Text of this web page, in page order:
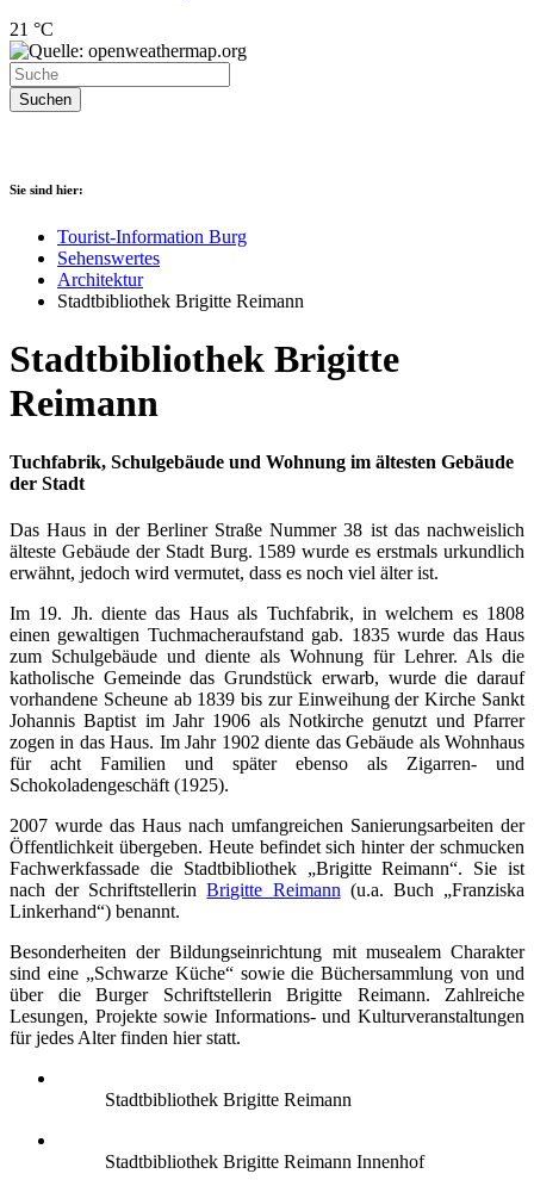
21 °C
Suchen
Sie sind hier:
Tourist-Information Burg
Sehenswertes
Architektur
Stadtbibliothek Brigitte Reimann
Stadtbibliothek Brigitte
Reimann
Tuchfabrik, Schulgebäude und Wohnung im ältesten Gebäude
der Stadt
Das Haus in der Berliner Straße Nummer 38 ist das nachweislich
älteste Gebäude der Stadt Burg. 1589 wurde es erstmals urkundlich
erwähnt, jedoch wird vermutet, dass es noch viel älter ist.
Im 19. Jh. diente das Haus als Tuchfabrik, in welchem es 1808
einen gewaltigen Tuchmacheraufstand gab. 1835 wurde das Haus
zum Schulgebäude und diente als Wohnung für Lehrer. Als die
katholische Gemeinde das Grundstück erwarb, wurde die darauf
vorhandene Scheune ab 1839 bis zur Einweihung der Kirche Sankt
Johannis Baptist im Jahr 1906 als Notkirche genutzt und Pfarrer
zogen in das Haus. Im Jahr 1902 diente das Gebäude als Wohnhaus
für acht Familien und später ebenso als Zigarren- und
Schokoladengeschäft (1925).
2007 wurde das Haus nach umfangreichen Sanierungsarbeiten der
Öffentlichkeit übergeben. Heute befindet sich hinter der schmucken
Fachwerkfassade die Stadtbibliothek „Brigitte Reimann“. Sie ist
nach der SchriftstellerinBrigitte Reimann (u.a. Buch „Franziska
Linkerhand“) benannt.
Besonderheiten der Bildungseinrichtung mit musealem Charakter
sind eine „Schwarze Küche“ sowie die Büchersammlung von und
über die Burger Schriftstellerin Brigitte Reimann. Zahlreiche
Lesungen, Projekte sowie Informations- und Kulturveranstaltungen
für jedes Alter finden hier statt.
Stadtbibliothek Brigitte Reimann
Stadtbibliothek Brigitte Reimann Innenhof